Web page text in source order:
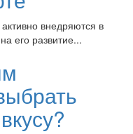
внедряются в
его развитие...